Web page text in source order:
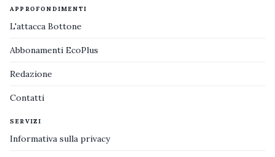
APPROFONDIMENTI
L'attacca Bottone
Abbonamenti EcoPlus
Redazione
Contatti
SERVIZI
Informativa sulla privacy